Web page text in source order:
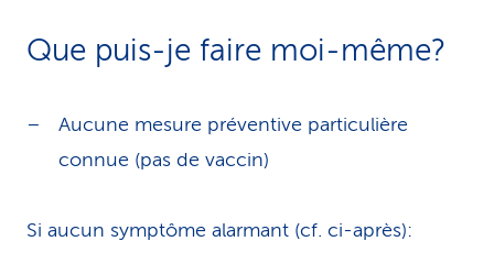
Que puis-je faire moi-même?
Aucune mesure préventive particulière
connue (pas de vaccin)
Si aucun symptôme alarmant (cf. ci-après):